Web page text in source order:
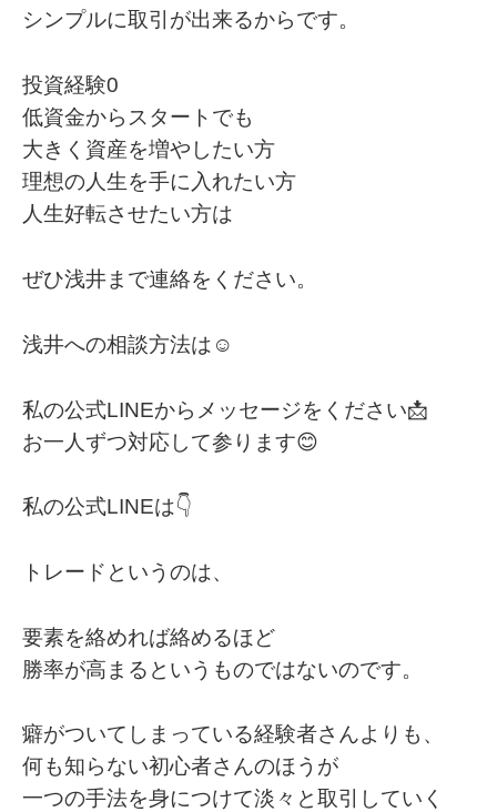
シンプルに取引が出来るからです。
投資経験0
低資金からスタートでも
大きく資産を増やしたい方
理想の人生を手に入れたい方
人生好転させたい方は
ぜひ浅井まで連絡をください。
浅井への相談方法は☺️
私の公式LINEからメッセージをください📩
お一人ずつ対応して参ります😊
私の公式LINEは👇
トレードというのは、
要素を絡めれば絡めるほど
勝率が高まるというものではないのです。
癖がついてしまっている経験者さんよりも、
何も知らない初心者さんのほうが
一つの手法を身につけて淡々と取引していく